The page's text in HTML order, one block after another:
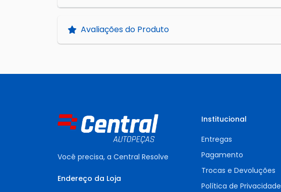
Avaliações do Produto
Você precisa, a Central Resolve
Endereço da Loja
Institucional
Entregas
Pagamento
Trocas e Devoluções
Política de Privacidade